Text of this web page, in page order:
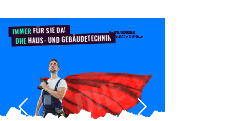
IMMERFÜR SIE DA!
DHEHAUS- UND GEBÄUDETECHNIK
DER HANDWERKER ENGEL
GRÖßER, BESSER & SCHNELLER